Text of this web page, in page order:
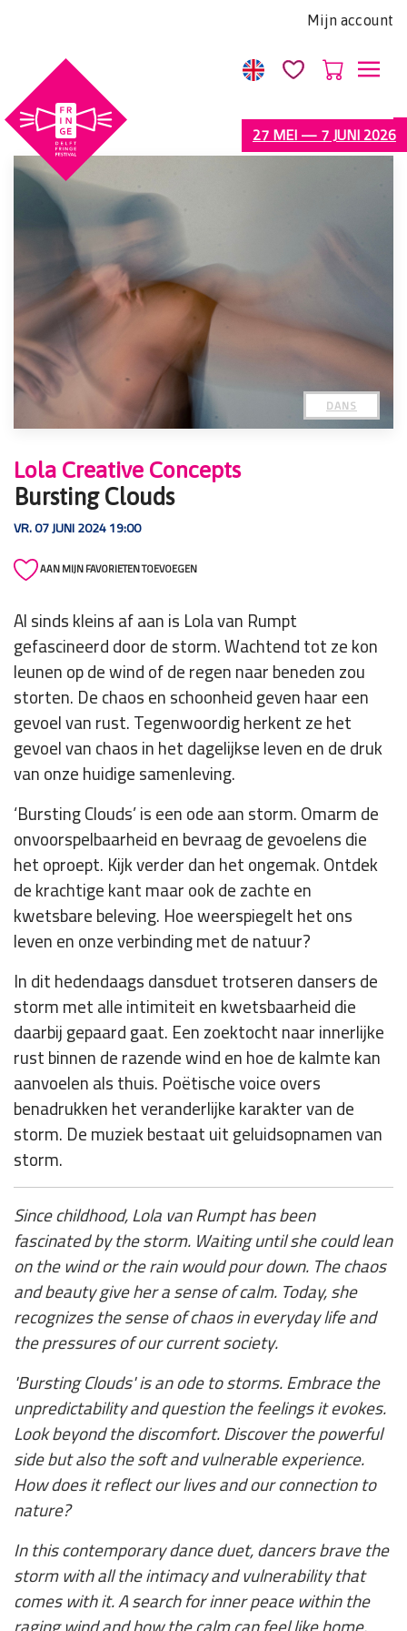
website
bevat
een
toegankelijkheidssysteem.
Mijn account
27 MEI — 7 JUNI 2026
DANS
Lola Creative Concepts
Bursting Clouds
VR. 07 JUNI 2024 19:00
AAN MIJN FAVORIETEN TOEVOEGEN
Al sinds kleins af aan is Lola van Rumpt
gefascineerd door de storm. Wachtend tot ze kon
leunen op de wind of de regen naar beneden zou
storten. De chaos en schoonheid geven haar een
gevoel van rust. Tegenwoordig herkent ze het
gevoel van chaos in het dagelijkse leven en de druk
van onze huidige samenleving.
‘Bursting Clouds’ is een ode aan storm. Omarm de
onvoorspelbaarheid en bevraag de gevoelens die
het oproept. Kijk verder dan het ongemak. Ontdek
de krachtige kant maar ook de zachte en
kwetsbare beleving. Hoe weerspiegelt het ons
leven en onze verbinding met de natuur?
In dit hedendaags dansduet trotseren dansers de
storm met alle intimiteit en kwetsbaarheid die
daarbij gepaard gaat. Een zoektocht naar innerlijke
rust binnen de razende wind en hoe de kalmte kan
aanvoelen als thuis. Poëtische voice overs
benadrukken het veranderlijke karakter van de
storm. De muziek bestaat uit geluidsopnamen van
storm.
Since childhood, Lola van Rumpt has been
fascinated by the storm. Waiting until she could lean
on the wind or the rain would pour down. The chaos
and beauty give her a sense of calm. Today, she
recognizes the sense of chaos in everyday life and
the pressures of our current society.
'Bursting Clouds' is an ode to storms. Embrace the
unpredictability and question the feelings it evokes.
Look beyond the discomfort. Discover the powerful
side but also the soft and vulnerable experience.
How does it reflect our lives and our connection to
nature?
In this contemporary dance duet, dancers brave the
storm with all the intimacy and vulnerability that
comes with it. A search for inner peace within the